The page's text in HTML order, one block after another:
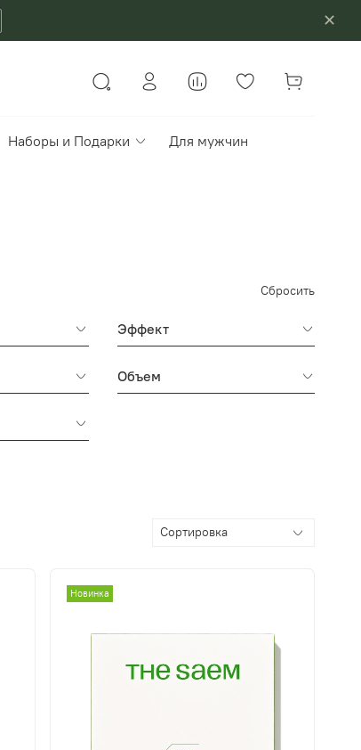
✕
Наборы и Подарки Для мужчин
Сбросить
Эффект
Объем
Новинка